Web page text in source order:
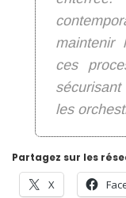
maintenir
ces
les
Partagez sur les
X